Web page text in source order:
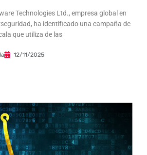
Technologies Ltd., empresa global en
ha identificado una campaña de
que utiliza de las
12/11/2025